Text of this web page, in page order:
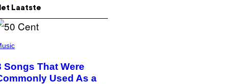
Laatste
Songs That Were
Used As a